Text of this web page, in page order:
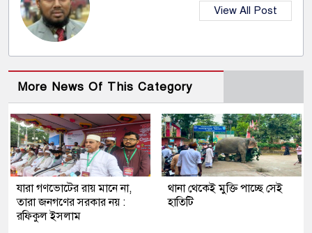
View All Post
More News Of This Category
যারা গণভোটের রায় মানে না,
তারা জনগণের সরকার নয় :
রফিকুল ইসলাম
থানা থেকেই মুক্তি পাচ্ছে সেই
হাতিটি